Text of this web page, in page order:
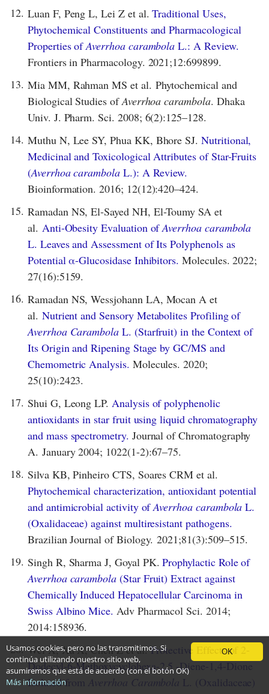
12. Luan F, Peng L, Lei Z et al.Traditional Uses,
Phytochemical Constituents and Pharmacological
Properties ofAverrhoa carambola L.: A Review.
Frontiers in Pharmacology. 2021;12:699899.
13. Mia MM, Rahman MS et al. Phytochemical and
Biological Studies ofAverrhoa carambola. Dhaka
Univ. J. Pharm. Sci. 2008; 6(2):125–128.
14. Muthu N, Lee SY, Phua KK, Bhore SJ.Nutritional,
Medicinal and Toxicological Attributes of Star-Fruits
(Averrhoa carambolaL.): A Review.
Bioinformation. 2016; 12(12):420–424.
15. Ramadan NS, El-Sayed NH, El-Toumy SA et
al. Anti-Obesity Evaluation ofAverrhoa carambola
L. Leaves and Assessment of Its Polyphenols as
Potential α-Glucosidase Inhibitors. Molecules. 2022;
27(16):5159.
16. Ramadan NS, Wessjohann LA, Mocan A et
al. Nutrient and Sensory Metabolites Profiling of
Averrhoa Carambola L. (Starfruit) in the Context of
Its Origin and Ripening Stage by GC/MS and
Chemometric Analysis. Molecules. 2020;
25(10):2423.
17. Shui G, Leong LP. Analysis of polyphenolic
antioxidants in star fruit using liquid chromatography
and mass spectrometry. Journal of Chromatography
A. January 2004; 1022(1-2):67–75.
18. Silva KB, Pinheiro CTS, Soares CRM et al.
Phytochemical characterization, antioxidant potential
and antimicrobial activity ofAverrhoa carambola L.
(Oxalidaceae) against multiresistant pathogens.
Brazilian Journal of Biology. 2021;81(3):509–515.
19. Singh R, Sharma J, Goyal PK.Prophylactic Role of
Averrhoa carambola (Star Fruit) Extract against
Chemically Induced Hepatocellular Carcinoma in
Swiss Albino Mice. Adv Pharmacol Sci. 2014;
2014:158936.
20. Wei X, Xu X, Chen Z et al.Protective Effects of 2-
Dodecyl-6-Methoxycyclohexa-2,5 -Diene-1,4-Dione
Isolated from Averrhoa Carambola L. (Oxalidaceae)
OK
Usamos cookies, pero no las transmitimos. Si
continúa utilizando nuestro sitio web,
asumiremos que está de acuerdo (con el botón OK)
Más información